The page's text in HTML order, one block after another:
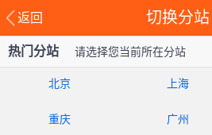
返回 切换分站
热门分站 请选择您当前所在分站
北京 上海
重庆 广州